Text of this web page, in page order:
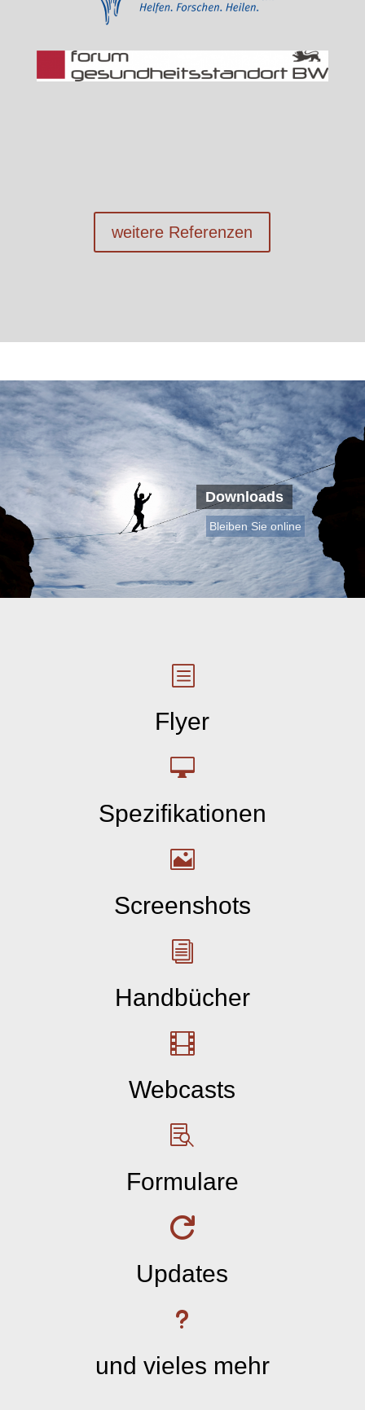
weitere Referenzen
Downloads
Bleiben Sie online
b
Flyer

Spezifikationen

Screenshots
i
Handbücher

Webcasts

Formulare

Updates
u
und vieles mehr